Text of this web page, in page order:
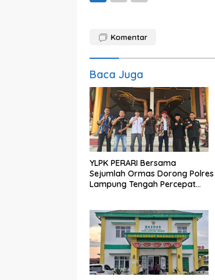
Komentar
Baca Juga
YLPK PERARI Bersama
Sejumlah Ormas Dorong Polres
Lampung Tengah Percepat